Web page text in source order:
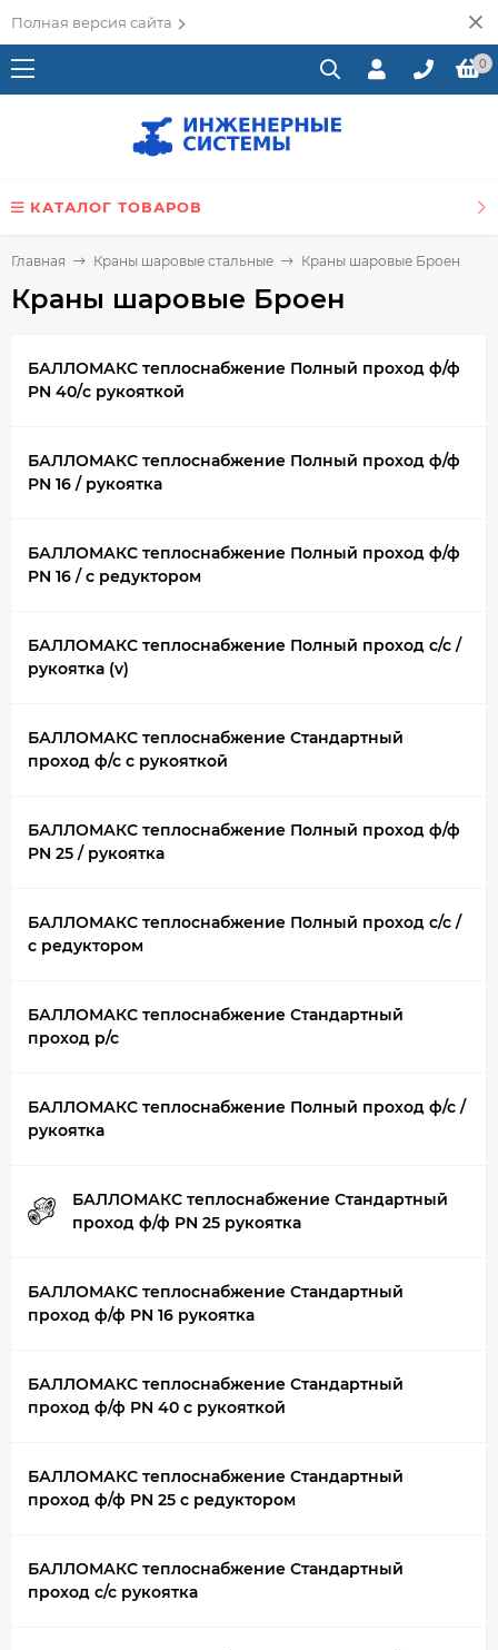
Полная версия сайта
0
КАТАЛОГ ТОВАРОВ
Главная Краны шаровые стальные Краны шаровые Броен
Краны шаровые Броен
БАЛЛОМАКС теплоснабжение Полный проход ф/ф
PN 40/с рукояткой
БАЛЛОМАКС теплоснабжение Полный проход ф/ф
PN 16 / рукоятка
БАЛЛОМАКС теплоснабжение Полный проход ф/ф
PN 16 / с редуктором
БАЛЛОМАКС теплоснабжение Полный проход с/с /
рукоятка (v)
БАЛЛОМАКС теплоснабжение Стандартный
проход ф/с с рукояткой
БАЛЛОМАКС теплоснабжение Полный проход ф/ф
PN 25 / рукоятка
БАЛЛОМАКС теплоснабжение Полный проход с/с /
с редуктором
БАЛЛОМАКС теплоснабжение Стандартный
проход р/с
БАЛЛОМАКС теплоснабжение Полный проход ф/с /
рукоятка
БАЛЛОМАКС теплоснабжение Стандартный
проход ф/ф PN 25 рукоятка
БАЛЛОМАКС теплоснабжение Стандартный
проход ф/ф PN 16 рукоятка
БАЛЛОМАКС теплоснабжение Стандартный
проход ф/ф PN 40 с рукояткой
БАЛЛОМАКС теплоснабжение Стандартный
проход ф/ф PN 25 с редуктором
БАЛЛОМАКС теплоснабжение Стандартный
проход с/с рукоятка